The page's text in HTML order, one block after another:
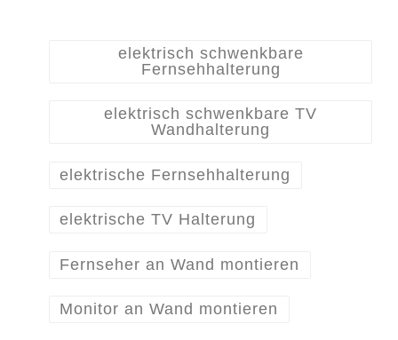
elektrisch schwenkbare
Fernsehhalterung
elektrisch schwenkbare TV
Wandhalterung
elektrische Fernsehhalterung
elektrische TV Halterung
Fernseher an Wand montieren
Monitor an Wand montieren